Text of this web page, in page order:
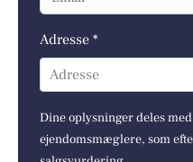
Adresse *
Adresse
Dine oplysninger deles
ejendomsmæglere, som